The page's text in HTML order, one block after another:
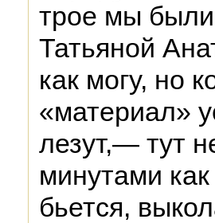
трое мы
Татьяной
как могу, но
«материал»
лезут,— тут
минутами
бьется,